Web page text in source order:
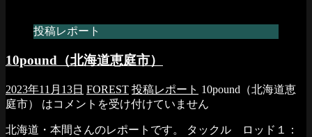
投稿レポート
10pound（北海道恵庭市）
2023年11月13日 FOREST 投稿レポート 10pound（北海道恵
庭市） はコメントを受け付けていません
北海道・本間さんのレポートです。 タックル ロッド１：